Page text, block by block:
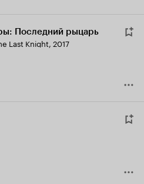
Последний рыцарь
Last Knight, 2017